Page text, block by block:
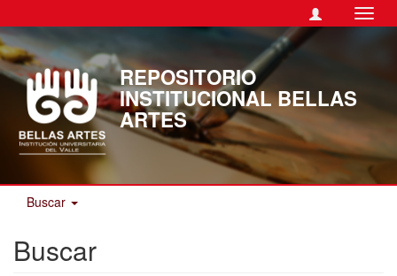
REPOSITORIO
INSTITUCIONAL BELLAS
ARTES
Buscar
Buscar